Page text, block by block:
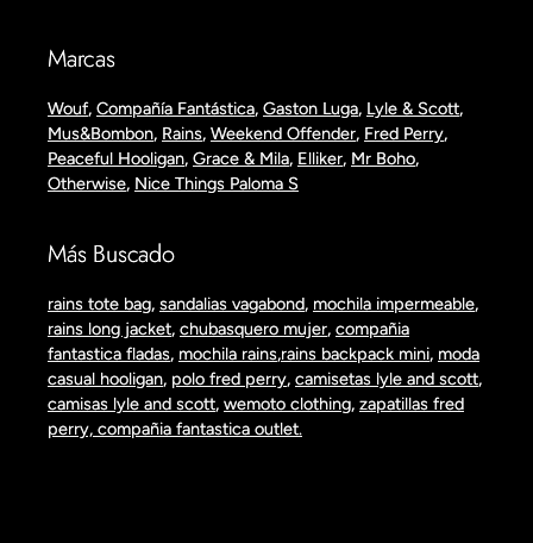
Marcas
Wouf, Compañía Fantástica, Gaston Luga, Lyle & Scott,
Mus&Bombon, Rains, Weekend Offender, Fred Perry,
Peaceful Hooligan, Grace & Mila, Elliker, Mr Boho,
Otherwise, Nice Things Paloma S
Más Buscado
rains tote bag, sandalias vagabond, mochila impermeable,
rains long jacket, chubasquero mujer, compañia
fantastica fladas, mochila rains,rains backpack mini, moda
casual hooligan, polo fred perry, camisetas lyle and scott,
camisas lyle and scott, wemoto clothing, zapatillas fred
perry, compañia fantastica outlet.